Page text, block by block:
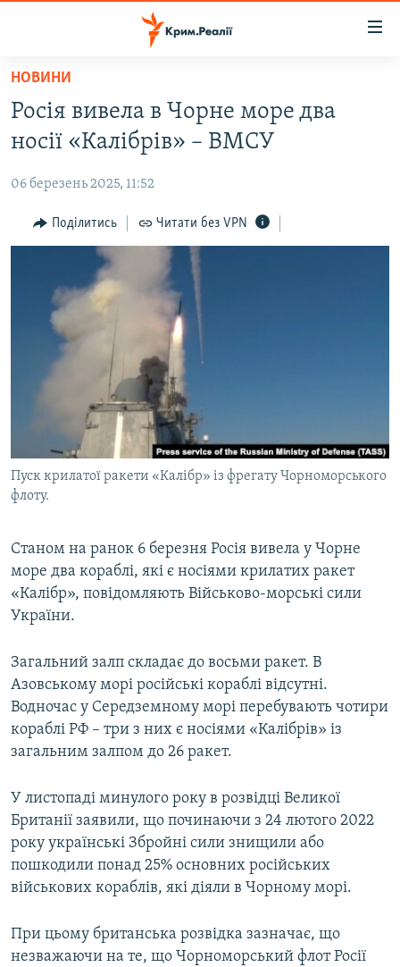
Перейти
основного
матеріалу
до
навігації
Перейти
пошуку
ПОЛІТИКА
БЛОГИ
ІНТЕРВ'Ю
ВСЕ ЗА ДЕНЬ
СПЕЦПРОЕКТИ
ВІДЕОУРОКИ «ELIFBE»
СВІДЧЕННЯ ОКУПАЦІЇ
УКРАЇНСЬКА ПРОБЛЕМА КРИМУ
ЯК ОБІЙТИ БЛОКУВАННЯ
Русский
Qırımtatar
Усі сайти RFE/RL
НОВИНИ
Росія вивела в Чорне море два
носії «Калібрів» – ВМСУ
06 березень 2025, 11:52
Поділитись Читати без VPN
Пуск крилатої ракети «Калібр» із фрегату Чорноморського
флоту.
Станом на ранок 6 березня Росія вивела у Чорне
море два кораблі, які є носіями крилатих ракет
«Калібр», повідомляють Військово-морські сили
України.
Загальний залп складає до восьми ракет. В
Азовському морі російські кораблі відсутні.
Водночас у Середземному морі перебувають чотири
кораблі РФ – три з них є носіями «Калібрів» із
загальним залпом до 26 ракет.
У листопаді минулого року в розвідці Великої
Британії заявили, що починаючи з 24 лютого 2022
року українські Збройні сили знищили або
пошкодили понад 25% основних російських
військових кораблів, які діяли в Чорному морі.
При цьому британська розвідка зазначає, що
незважаючи на те, що Чорноморський флот Росії